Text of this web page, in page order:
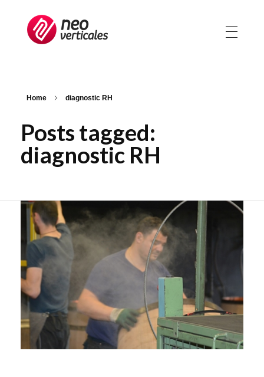
Home diagnostic RH
Posts tagged:
diagnostic RH